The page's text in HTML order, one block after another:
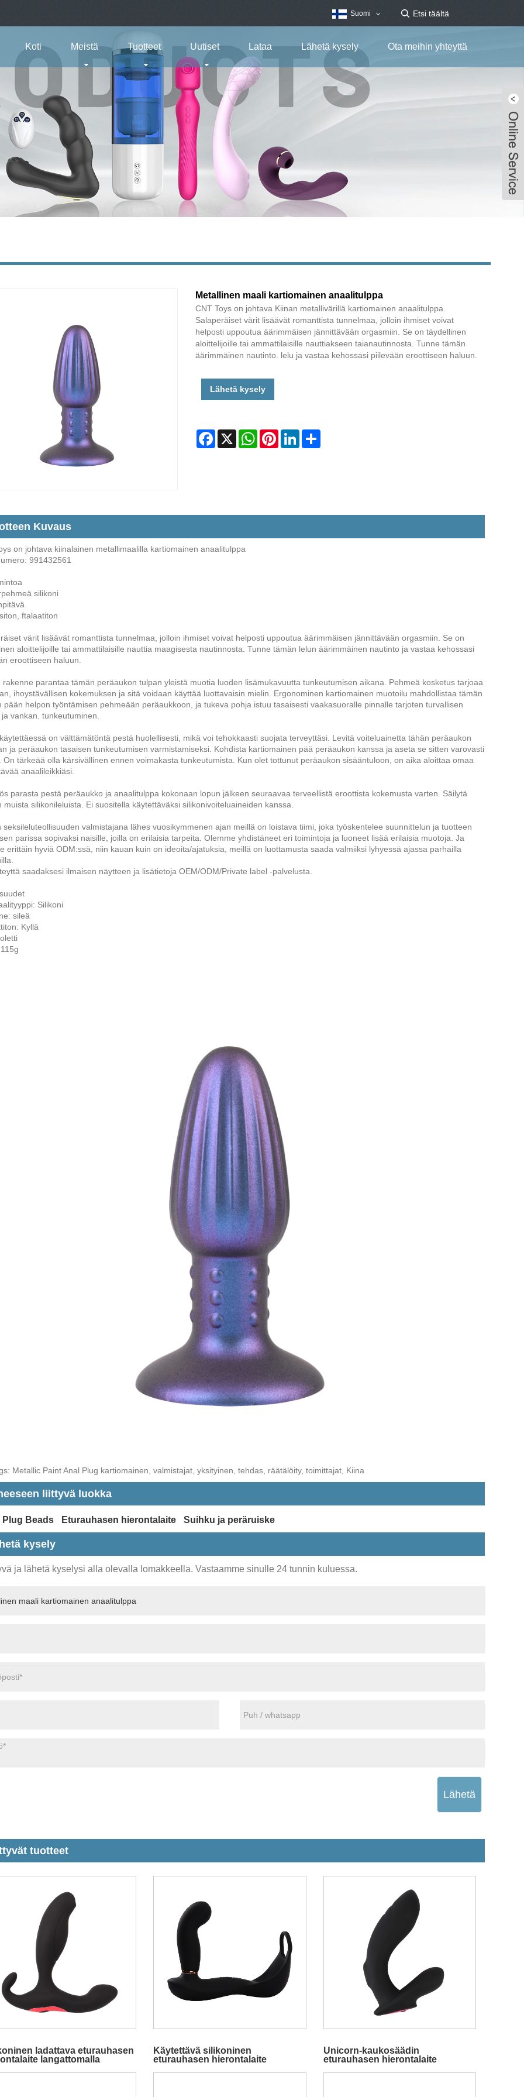
Suomi
Koti Meistä Tuotteet Uutiset Lataa Lähetä kysely Ota meihin yhteyttä
Metallinen maali kartiomainen anaalitulppa
CNT Toys on johtava Kiinan metallivärillä kartiomainen anaalitulppa.
Salaperäiset värit lisäävät romanttista tunnelmaa, jolloin ihmiset voivat
helposti uppoutua äärimmäisen jännittävään orgasmiin. Se on täydellinen
aloittelijoille tai ammattilaisille nauttiakseen taianautinnosta. Tunne tämän
äärimmäinen nautinto. lelu ja vastaa kehossasi piilevään eroottiseen haluun.
Lähetä kysely
Facebook
X WhatsAppPinterestLinkedInShare
Kuvaus
on johtava kiinalainen metallimaalilla kartiomainen anaalitulppa
991432561
silikoni
ftalaatiton
värit lisäävät romanttista tunnelmaa, jolloin ihmiset voivat helposti uppoutua äärimmäisen jännittävään orgasmiin. Se on
aloittelijoille tai ammattilaisille nauttia maagisesta nautinnosta. Tunne tämän lelun äärimmäinen nautinto ja vastaa kehossasi
eroottiseen haluun.
rakenne parantaa tämän peräaukon tulpan yleistä muotia luoden lisämukavuutta tunkeutumisen aikana. Pehmeä kosketus tarjoaa
ihoystävällisen kokemuksen ja sitä voidaan käyttää luottavaisin mielin. Ergonominen kartiomainen muotoilu mahdollistaa tämän
pään helpon työntämisen pehmeään peräaukkoon, ja tukeva pohja istuu tasaisesti vaakasuoralle pinnalle tarjoten turvallisen
vankan. tunkeutuminen.
on välttämätöntä pestä huolellisesti, mikä voi tehokkaasti suojata terveyttäsi. Levitä voiteluainetta tähän peräaukon
ja peräaukon tasaisen tunkeutumisen varmistamiseksi. Kohdista kartiomainen pää peräaukon kanssa ja aseta se sitten varovasti
On tärkeää olla kärsivällinen ennen voimakasta tunkeutumista. Kun olet tottunut peräaukon sisääntuloon, on aika aloittaa omaa
anaalileikkiäsi.
parasta pestä peräaukko ja anaalitulppa kokonaan lopun jälkeen seuraavaa terveellistä eroottista kokemusta varten. Säilytä
muista silikonileluista. Ei suositella käytettäväksi silikonivoiteluaineiden kanssa.
seksileluteollisuuden valmistajana lähes vuosikymmenen ajan meillä on loistava tiimi, joka työskentelee suunnittelun ja tuotteen
parissa sopivaksi naisille, joilla on erilaisia ​​tarpeita. Olemme yhdistäneet eri toimintoja ja luoneet lisää erilaisia ​​muotoja. Ja
erittäin hyviä ODM:ssä, niin kauan kuin on ideoita/ajatuksia, meillä on luottamusta saada valmiiksi lyhyessä ajassa parhailla
saadaksesi ilmaisen näytteen ja lisätietoja OEM/ODM/Private label -palvelusta.
Silikoni
sileä
Kyllä
Metallic Paint Anal Plug kartiomainen, valmistajat, yksityinen, tehdas, räätälöity, toimittajat, Kiina
liittyvä luokka
Plug Beads Eturauhasen hierontalaite Suihku ja peräruiske
kysely
ja lähetä kyselysi alla olevalla lomakkeella. Vastaamme sinulle 24 tunnin kuluessa.
Lähetä
tuotteet
ladattava eturauhasen
langattomalla
Käytettävä silikoninen
eturauhasen hierontalaite
Unicorn-kaukosäädin
eturauhasen hierontalaite